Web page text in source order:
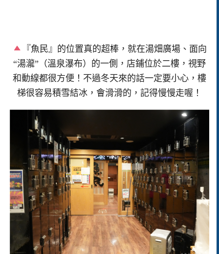
『魚民』的位置真的超棒，就在湯畑廣場、面向
“湯瀧”（溫泉瀑布）的一側，店鋪位於二樓，視野
和動線都很方便！不過冬天來的話一定要小心，樓
梯很容易積雪結冰，會滑滑的，記得慢慢走喔！